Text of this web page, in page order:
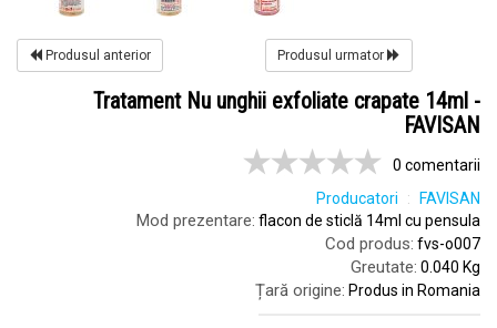
Produsul anterior Produsul urmator
Tratament Nu unghii exfoliate crapate 14ml -
FAVISAN
0 comentarii
Producatori
FAVISAN
Mod prezentare: flacon de sticlă 14ml cu pensula
Cod produs: fvs-o007
Greutate: 0.040 Kg
Țară origine: Produs in Romania